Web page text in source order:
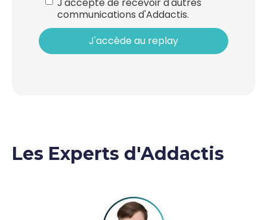
J'accepte de recevoir d'autres
communications d'Addactis.
Les Experts d'Addactis